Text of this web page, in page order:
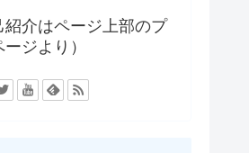
紹介はページ上部のプ
ジより）